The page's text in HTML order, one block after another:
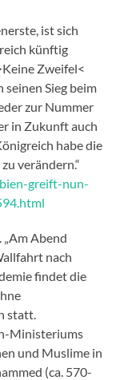
ist sich
künftig
Zweifel<
seinen Sieg beim
zur Nummer
in Zukunft auch
habe die
verändern.“
greift-nun-
. „Am Abend
nach
findet die
statt.
Ministeriums
und Muslime in
(ca. 570-